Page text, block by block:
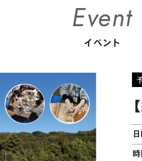
Event
イベント
時